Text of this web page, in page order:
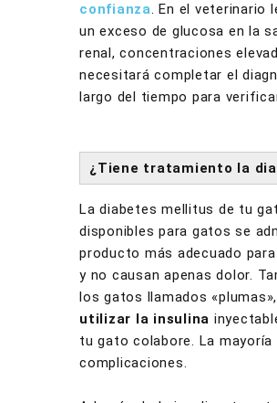
confianza. En el veterinario
un exceso de glucosa en la
renal, concentraciones
necesitará completar el
largo del tiempo para
¿Tiene tratamiento la
La diabetes mellitus de tu
disponibles para gatos se
producto más adecuado
y no causan apenas dolor.
los gatos llamados
utilizar la insulina
tu gato colabore. La
complicaciones.